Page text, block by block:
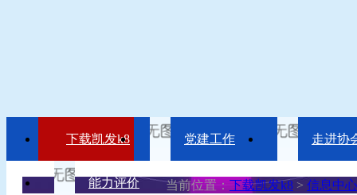
下载凯发k8 党建工作 走进协
能力评价 当前位置： 下载凯发k8 > 信息中心